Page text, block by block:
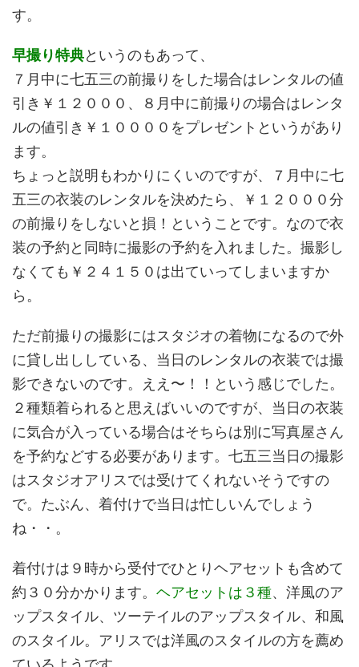
す。
早撮り特典というのもあって、
７月中に七五三の前撮りをした場合はレンタルの値
引き￥１２０００、８月中に前撮りの場合はレンタ
ルの値引き￥１００００をプレゼントというがあり
ます。
ちょっと説明もわかりにくいのですが、７月中に七
五三の衣装のレンタルを決めたら、￥１２０００分
の前撮りをしないと損！ということです。なので衣
装の予約と同時に撮影の予約を入れました。撮影し
なくても￥２４１５０は出ていってしまいますか
ら。
ただ前撮りの撮影にはスタジオの着物になるので外
に貸し出ししている、当日のレンタルの衣装では撮
影できないのです。ええ〜！！という感じでした。
２種類着られると思えばいいのですが、当日の衣装
に気合が入っている場合はそちらは別に写真屋さん
を予約などする必要があります。七五三当日の撮影
はスタジオアリスでは受けてくれないそうですの
で。たぶん、着付けで当日は忙しいんでしょう
ね・・。
着付けは９時から受付でひとりヘアセットも含めて
約３０分かかります。 ヘアセットは３種、洋風のア
ップスタイル、ツーテイルのアップスタイル、和風
のスタイル。アリスでは洋風のスタイルの方を薦め